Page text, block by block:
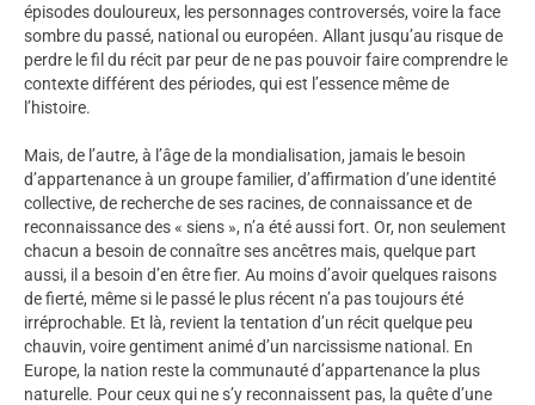
épisodes douloureux, les personnages controversés, voire la face
sombre du passé, national ou européen. Allant jusqu’au risque de
perdre le fil du récit par peur de ne pas pouvoir faire comprendre le
contexte différent des périodes, qui est l’essence même de
l’histoire.
Mais, de l’autre, à l’âge de la mondialisation, jamais le besoin
d’appartenance à un groupe familier, d’affirmation d’une identité
collective, de recherche de ses racines, de connaissance et de
reconnaissance des « siens », n’a été aussi fort. Or, non seulement
chacun a besoin de connaître ses ancêtres mais, quelque part
aussi, il a besoin d’en être fier. Au moins d’avoir quelques raisons
de fierté, même si le passé le plus récent n’a pas toujours été
irréprochable. Et là, revient la tentation d’un récit quelque peu
chauvin, voire gentiment animé d’un narcissisme national. En
Europe, la nation reste la communauté d’appartenance la plus
naturelle. Pour ceux qui ne s’y reconnaissent pas, la quête d’une